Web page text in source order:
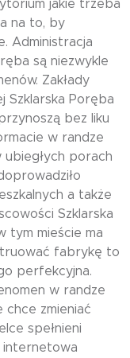
jakie trzeba
na to, by
Administracja
są niezwykle
Zakłady
Szklarska Poręba
bez liku
w randze
ubiegłych porach
a także
Szklarska
tym mieście ma
fabrykę to
perfekcyjna.
w randze
chce zmieniać
spełnieni
internetowa